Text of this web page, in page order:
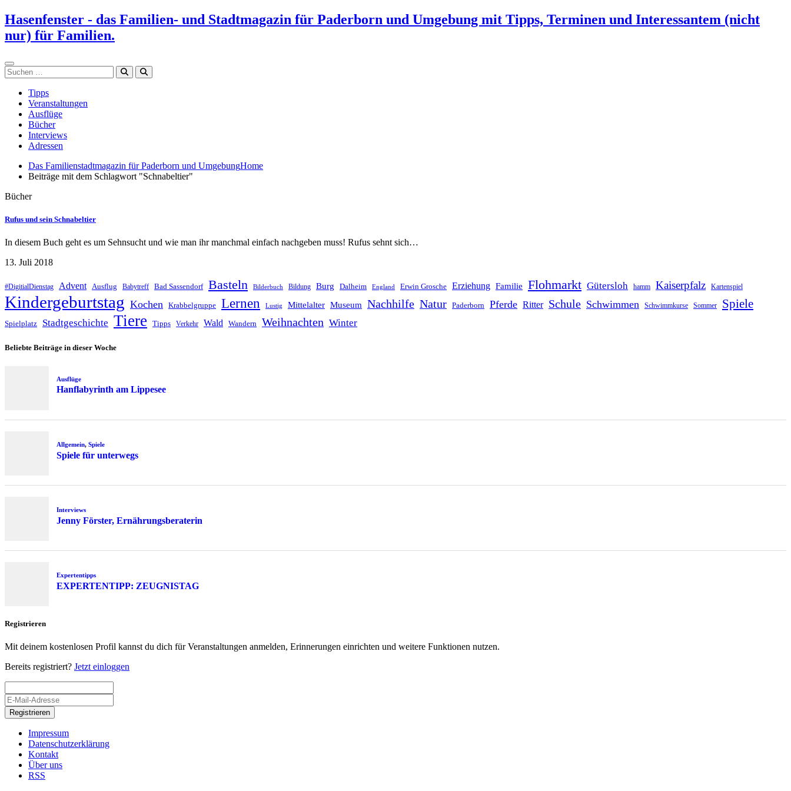
Zum
Inhalt
springen
Hasenfenster - das Familien- und Stadtmagazin für Paderborn und Umgebung mit Tipps, Terminen und Interessantem (nicht
nur) für Familien.
Suchen
Tipps
Veranstaltungen
Ausflüge
Bücher
Interviews
Adressen
Das Familienstadtmagazin für Paderborn und UmgebungHome
Beiträge mit dem Schlagwort "Schnabeltier"
Bücher
Rufus und sein Schnabeltier
In diesem Buch geht es um Sehnsucht und wie man ihr manchmal einfach nachgeben muss! Rufus sehnt sich…
13. Juli 2018
#DigitialDienstag Advent Ausflug Babytreff Bad Sassendorf Basteln Bilderbuch Bildung Burg Dalheim England Erwin Grosche Erziehung Familie Flohmarkt Gütersloh hamm Kaiserpfalz Kartenspiel
Kindergeburtstag Kochen Krabbelgruppe Lernen Lustig Mittelalter Museum Nachhilfe Natur Paderborn Pferde Ritter Schule Schwimmen Schwimmkurse Sommer Spiele
Spielplatz Stadtgeschichte Tiere Tipps Verkehr Wald Wandern Weihnachten Winter
Beliebte Beiträge in dieser Woche
Ausflüge
Hanflabyrinth am Lippesee
Allgemein, Spiele
Spiele für unterwegs
Interviews
Jenny Förster, Ernährungsberaterin
Expertentipps
EXPERTENTIPP: ZEUGNISTAG
Registrieren
Mit deinem kostenlosen Profil kannst du dich für Veranstaltungen anmelden, Erinnerungen einrichten und weitere Funktionen nutzen.
Bereits registriert? Jetzt einloggen
Registrieren
Impressum
Datenschutzerklärung
Kontakt
Über uns
RSS